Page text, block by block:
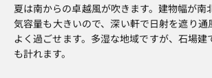
夏は南からの卓越風が吹きます。建物幅が南
気容量も大きいので、深い軒で日射を遮り通
よく過ごせます。多湿な地域ですが、石場建
も計れます。